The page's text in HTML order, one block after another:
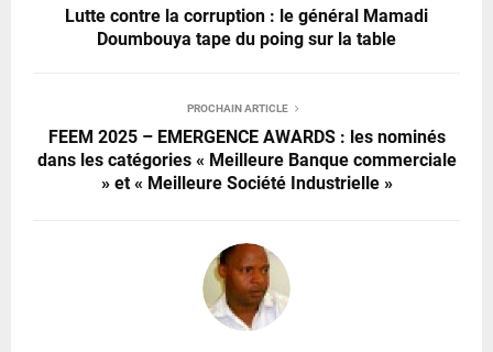
Lutte contre la corruption : le général Mamadi
Doumbouya tape du poing sur la table
PROCHAIN ARTICLE
FEEM 2025 – EMERGENCE AWARDS : les nominés
dans les catégories « Meilleure Banque commerciale
» et « Meilleure Société Industrielle »